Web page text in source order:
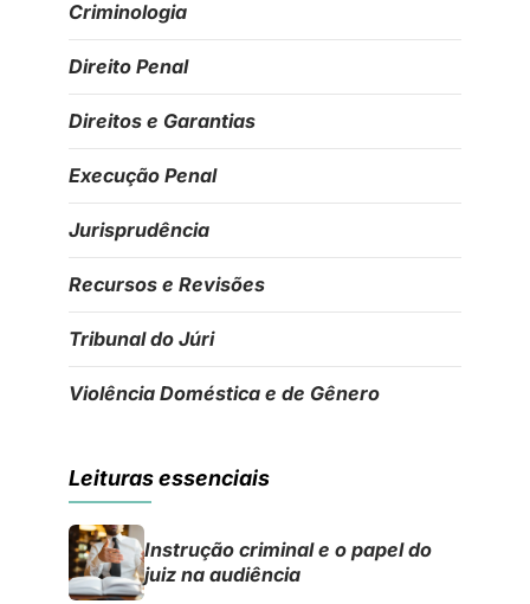
Criminologia
Direito Penal
Direitos e Garantias
Execução Penal
Jurisprudência
Recursos e Revisões
Tribunal do Júri
Violência Doméstica e de Gênero
Leituras essenciais
Instrução criminal e o papel do
juiz na audiência